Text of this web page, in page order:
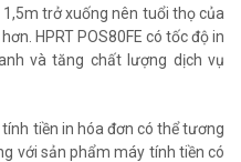
trở xuống nên tuổi thọ của
HPRT POS80FE có tốc độ in
và tăng chất lượng dịch vụ
tiền in hóa đơn có thể tương
với sản phẩm máy tính tiền có